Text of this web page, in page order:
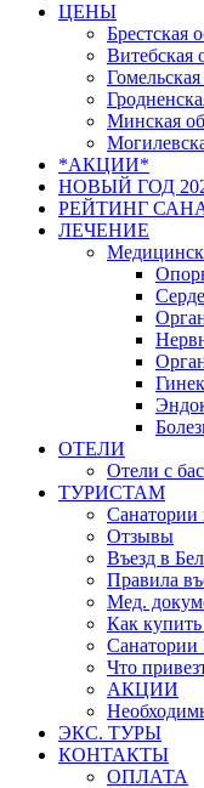
ЦЕНЫ
Брестская
Витебская
Гомельская
Минская
*АКЦИИ*
НОВЫЙ ГОД
РЕЙТИНГ
ЛЕЧЕНИЕ
ОТЕЛИ
Отели с
ТУРИСТАМ
Санатории
Отзывы
Въезд в
Правила
Мед.
Как
Санатории
Что
АКЦИИ
ЭКС. ТУРЫ
КОНТАКТЫ
ОПЛАТА